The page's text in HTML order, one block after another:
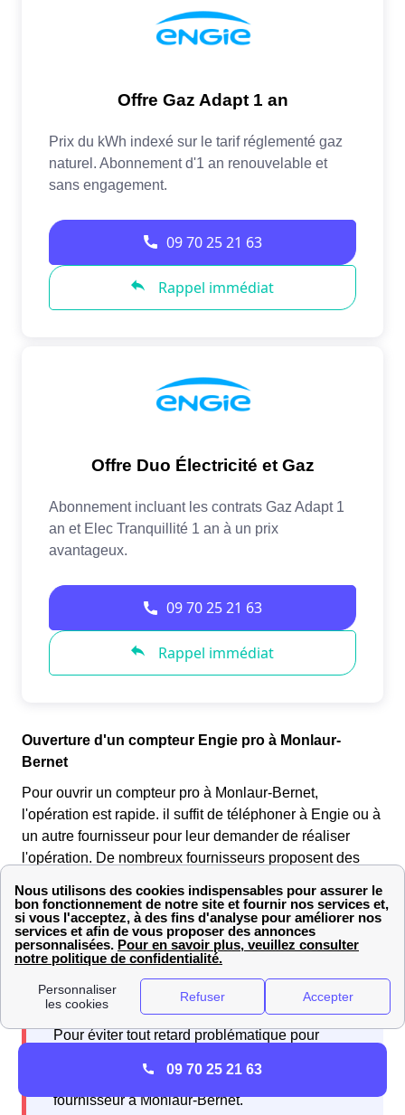
Ouverture d'un compteur Engie pro à Monlaur-
Bernet
Pour ouvrir un compteur pro à Monlaur-Bernet,
l'opération est rapide. il suffit de téléphoner à Engie ou à
un autre fournisseur pour leur demander de réaliser
l'opération. De nombreux fournisseurs proposent des
laquelle est la plus avantageuse pour votre entreprise à
Monlaur-Bernet.
Pour éviter tout retard problématique pour
jours d'avance avant de contacter votre
fournisseur à Monlaur-Bernet.
09 70 25 21 63